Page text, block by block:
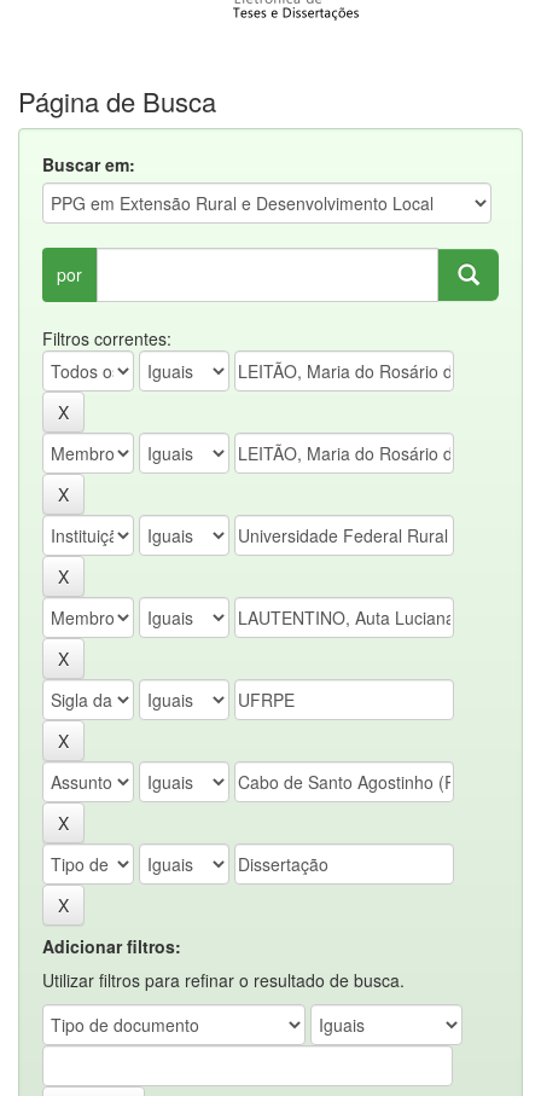
Página de Busca
Buscar em:
por
Filtros correntes:
Adicionar filtros:
Utilizar filtros para refinar o resultado de busca.